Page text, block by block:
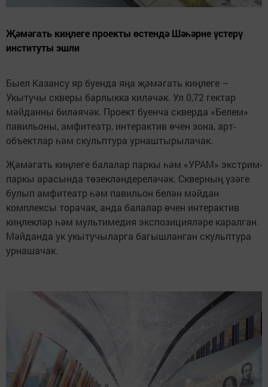
Җәмәгать киңлеге проекты өстендә Шәһәрне үстерү
институты эшли
Быел Казансу яр буенда яңа җәмәгать киңлеге –
Укытучы скверы барлыкка киләчәк. Ул 0,72 гектар
мәйданны биләячәк. Проект буенча скверда «Белем»
павильоны, амфитеатр, интерактив өчен зона, арт-
объектлар һәм скульптура урнаштырылачак.
Җәмәгать киңлеге балалар паркы һәм «УРАМ» экстрим-
паркы арасында төзекләндереләчәк. Скверның үзәге
булып амфитеатр һәм павильон белән мәйдан
комплексы торачак, анда балалар өчен интерактив
киңлекләр һәм мультимедия экспозицияләре каралган.
Мәйданда ук укытучыларга багышланган скульптура
урнашачак.